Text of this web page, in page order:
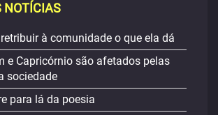
NOTÍCIAS
à comunidade o que ela dá
e Capricórnio são afetados pelas
sociedade
para lá da poesia